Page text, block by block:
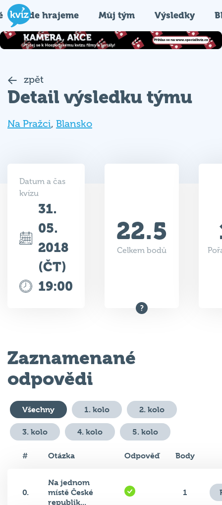
Kde hrajeme Můj tým Výsledky
zpět
Detail výsledku týmu
Na Pražci, Blansko
Datum a čas
kvízu
31.
05.
2018
(ČT)
19:00
22.5
Celkem bodů
Zaznamenané
odpovědi
Všechny 1. kolo 2. kolo
3. kolo 4. kolo 5. kolo
# Otázka Odpověď Body
0.
Na jednom
místě České
republik...
1